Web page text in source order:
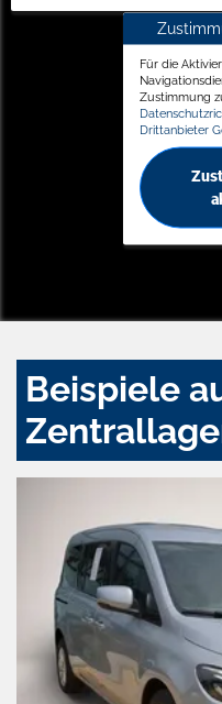
Für die
Zustimmung
Drittanbieter
Beispiele